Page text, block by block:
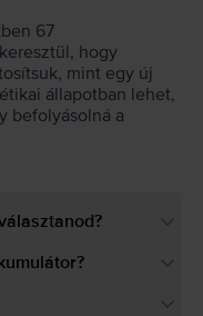
67
hogy
mint egy új
állapotban lehet,
befolyásolná a